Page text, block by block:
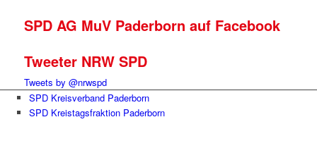
SPD AG MuV Paderborn auf Facebook
Tweeter NRW SPD
Tweets by @nrwspd
SPD Kreisverband Paderborn
SPD Kreistagsfraktion Paderborn